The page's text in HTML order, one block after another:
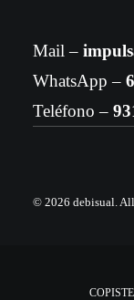
Mail –
WhatsApp –
Teléfono –
© 2026 debisual.